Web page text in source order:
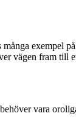
exempel
vägen fram till
vara